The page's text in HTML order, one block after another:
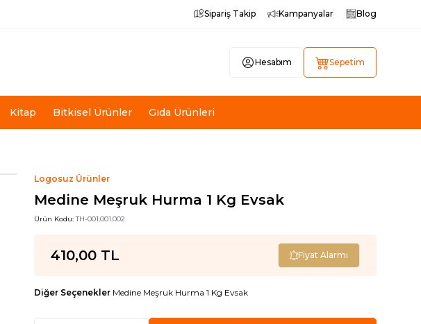
Sipariş Takip Kampanyalar Blog
Hesabım Sepetim
Kitap Bitkisel Ürünler Gıda Ürünleri
Logosuz Ürünler
Medine Meşruk Hurma 1 Kg Evsak
Ürün Kodu:TH-001.001.002
410,00 TL Fiyat Alarmı
Diğer Seçenekler Medine Meşruk Hurma 1 Kg Evsak